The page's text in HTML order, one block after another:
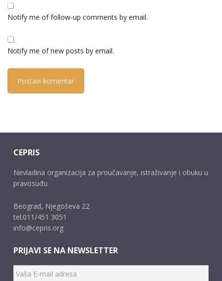
Notify me of follow-up comments by email.
Notify me of new posts by email.
CEPRIS
Nevladina organizacija za proučavanje, istraživanje i obuku u
pravosuđu
Beograd, Njegoševa 22
tel:011/451 3051
info@cepris.org
PRIJAVI SE NA NEWSLETTER